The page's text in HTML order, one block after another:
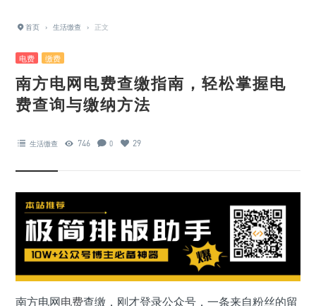
首页 › 生活缴查 › 正文
电费 缴费
南方电网电费查缴指南，轻松掌握电
费查询与缴纳方法
生活缴查 746 0 29
南方电网电费查缴，刚才登录公众号，一条来自粉丝的留